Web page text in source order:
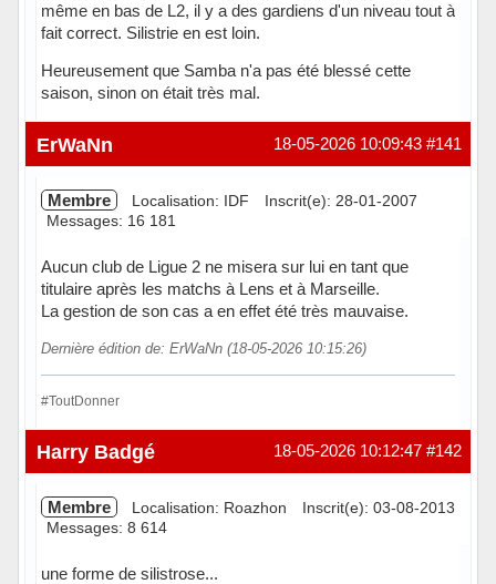
même en bas de L2, il y a des gardiens d'un niveau tout à
fait correct. Silistrie en est loin.
Heureusement que Samba n'a pas été blessé cette
saison, sinon on était très mal.
Hors ligne #141
18-05-2026 10:09:43
ErWaNn
Membre Localisation: IDF
Inscrit(e): 28-01-2007
Messages: 16 181
Aucun club de Ligue 2 ne misera sur lui en tant que
titulaire après les matchs à Lens et à Marseille.
La gestion de son cas a en effet été très mauvaise.
Dernière édition de: ErWaNn (18-05-2026 10:15:26)
#ToutDonner
Hors ligne #142
18-05-2026 10:12:47
Harry Badgé
Membre Localisation: Roazhon
Inscrit(e): 03-08-2013
Messages: 8 614
une forme de silistrose...